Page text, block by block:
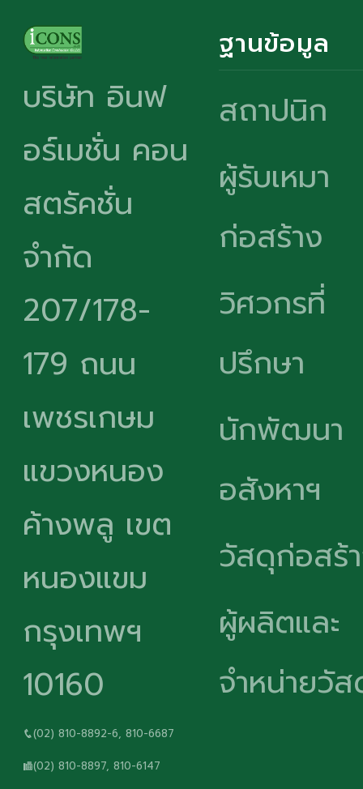
บริษัท อินฟ
อร์เมชั่น คอน
สตรัคชั่น
จำกัด
207/178-
179 ถนน
เพชรเกษม
แขวงหนอง
ค้างพลู เขต
หนองแขม
กรุงเทพฯ
10160
(02) 810-8892-6, 810-6687
(02) 810-8897, 810-6147
ฐานข้อมูล
สถาปนิก
ผู้รับเหมา
ก่อสร้าง
วิศวกรที่
ปรึกษา
นักพัฒนา
อสังหาฯ
วัสดุก่อสร้
ผู้ผลิตและ
จำหน่ายวั